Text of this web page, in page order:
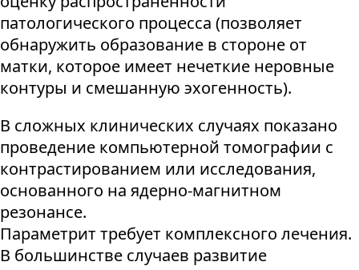
патологического процесса (позволяет
обнаружить образование в стороне от
матки, которое имеет нечеткие неровные
контуры и смешанную эхогенность).
В сложных клинических случаях показано
проведение компьютерной томографии с
контрастированием или исследования,
основанного на ядерно-магнитном
резонансе.
Параметрит требует комплексного лечения.
В большинстве случаев развитие